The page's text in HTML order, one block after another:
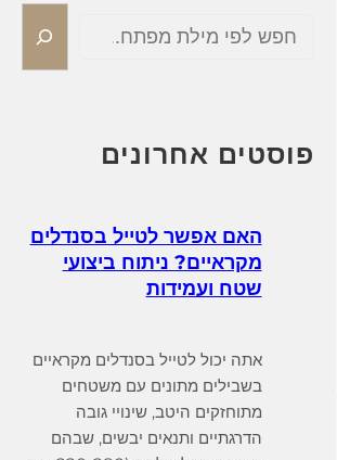
h
פוסטים אחרונים
האם אפשר לטייל בסנדלים
מקראיים? ניתוח ביצועי
שטח ועמידות
אתה יכול לטייל בסנדלים מקראיים
בשבילים מתונים עם משטחים
מתוחזקים היטב, שינויי גובה
הדרגתיים ותנאים יבשים, שבהם